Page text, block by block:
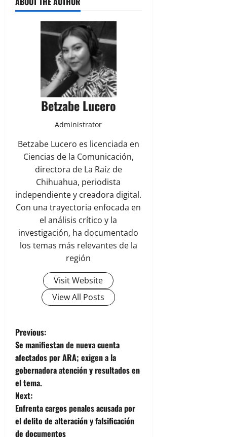
Betzabe Lucero
Administrator
Betzabe Lucero es licenciada en
Ciencias de la Comunicación,
directora de La Raíz de
Chihuahua, periodista
independiente y creadora digital.
Con una trayectoria enfocada en
el análisis crítico y la
investigación, ha documentado
los temas más relevantes de la
región
Visit Website
View All Posts
P
o
s
t
n
Previous:
Se manifiestan de nueva cuenta
afectados por ARA; exigen a la
gobernadora atención y resultados en
el tema.
Next:
Enfrenta cargos penales acusada por
el delito de alteración y falsificación
de documentos